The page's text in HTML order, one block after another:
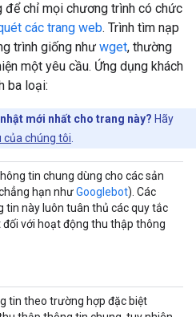
để chỉ mọi chương trình có chức
các trang web. Trình tìm nạp
trình giống như wget, thường
một yêu cầu. Ứng dụng khách
ba loại:
mới nhất cho trang này? Hãy
của chúng tôi
tin chung dùng cho các sản
hạn nhưGooglebot). Các
tin này luôn tuân thủ các quy tắc
với hoạt động thu thập thông
tin theo trường hợp đặc biệt